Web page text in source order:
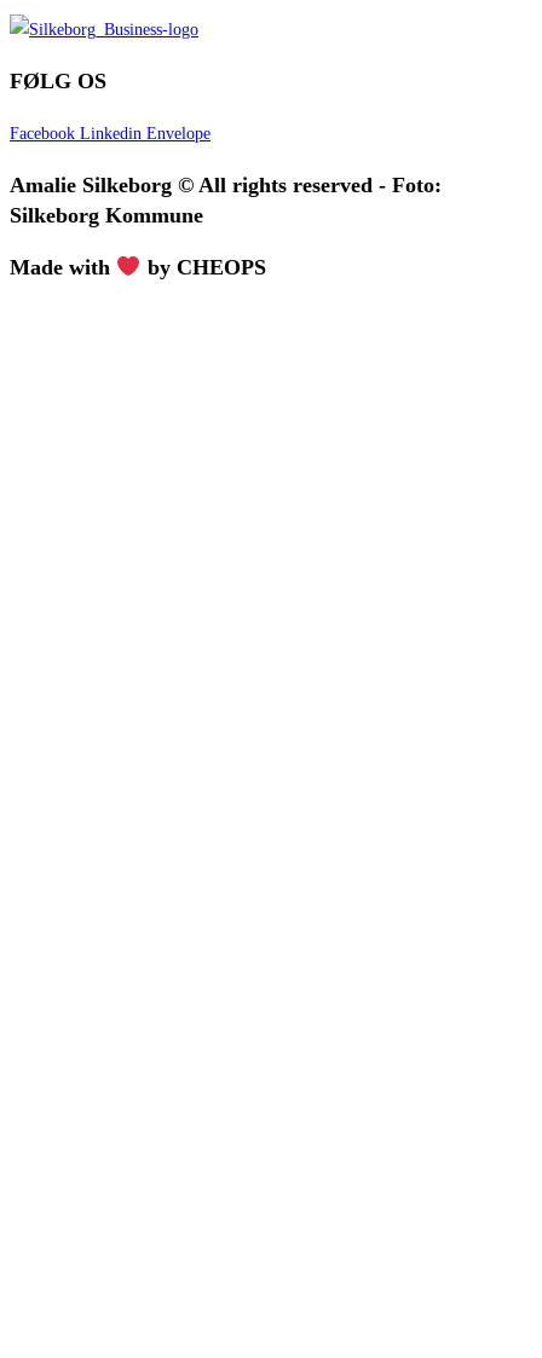
FØLG OS
Facebook Linkedin Envelope
Amalie Silkeborg © All rights reserved - Foto:
Silkeborg Kommune
Made with by CHEOPS